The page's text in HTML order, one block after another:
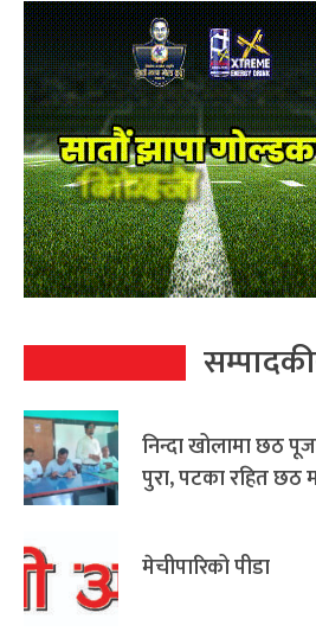
निन्दा खोलामा छठ
पुरा, पटका रहित
मेचीपारिको पीडा